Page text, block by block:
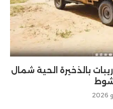
بالذخيرة الحية شمال